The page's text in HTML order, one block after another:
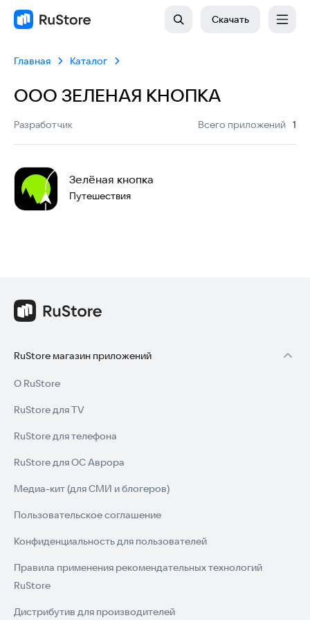
Скачать
Главная Каталог
ООО ЗЕЛЕНАЯ КНОПКА
Разработчик Всего приложений
: 1
Зелёная кнопка
Путешествия
RuStore магазин приложений
О RuStore
RuStore для TV
RuStore для телефона
RuStore для ОС Аврора
Медиа-кит (для СМИ и блогеров)
Пользовательское соглашение
Конфиденциальность для пользователей
Правила применения рекомендательных технологий
RuStore
Дистрибутив для производителей